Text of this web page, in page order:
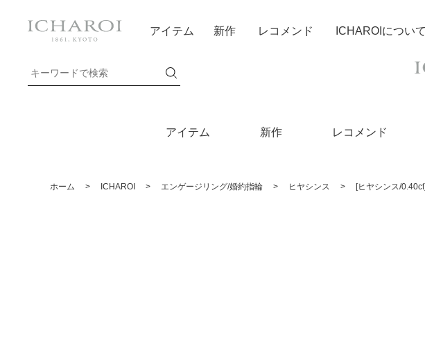
アイテム 新作 レコメンド
アイテム 新作 レコメンド ICHAROIについて
ホーム > ICHAROI > エンゲージリング/婚約指輪 > ヒヤシンス > [ヒヤシンス/